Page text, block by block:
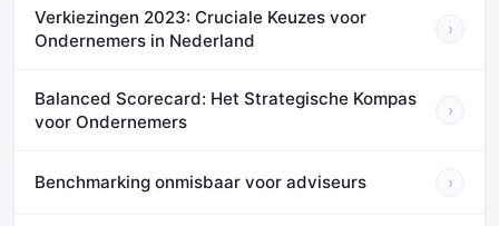
Verkiezingen 2023: Cruciale Keuzes voor
Ondernemers in Nederland
›
Balanced Scorecard: Het Strategische Kompas
voor Ondernemers
›
Benchmarking onmisbaar voor adviseurs ›